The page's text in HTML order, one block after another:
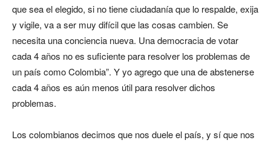
que sea el elegido, si no tiene ciudadanía que lo respalde, exija
y vigile, va a ser muy difícil que las cosas cambien. Se
necesita una conciencia nueva. Una democracia de votar
cada 4 años no es suficiente para resolver los problemas de
un país como Colombia”. Y yo agrego que una de abstenerse
cada 4 años es aún menos útil para resolver dichos
problemas.
Los colombianos decimos que nos duele el país, y sí que nos